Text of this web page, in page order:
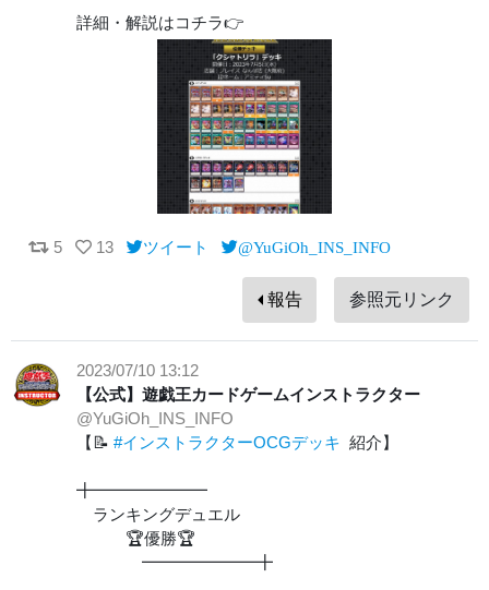
詳細・解説はコチラ👉
5 13 ツイート @YuGiOh_INS_INFO
報告 参照元リンク
2023/07/10 13:12
【公式】遊戯王カードゲームインストラクター
@YuGiOh_INS_INFO
【📝 #インストラクターOCGデッキ 紹介】
╋━━━━━━━
ランキングデュエル
🏆優勝🏆
━━━━━━━╋